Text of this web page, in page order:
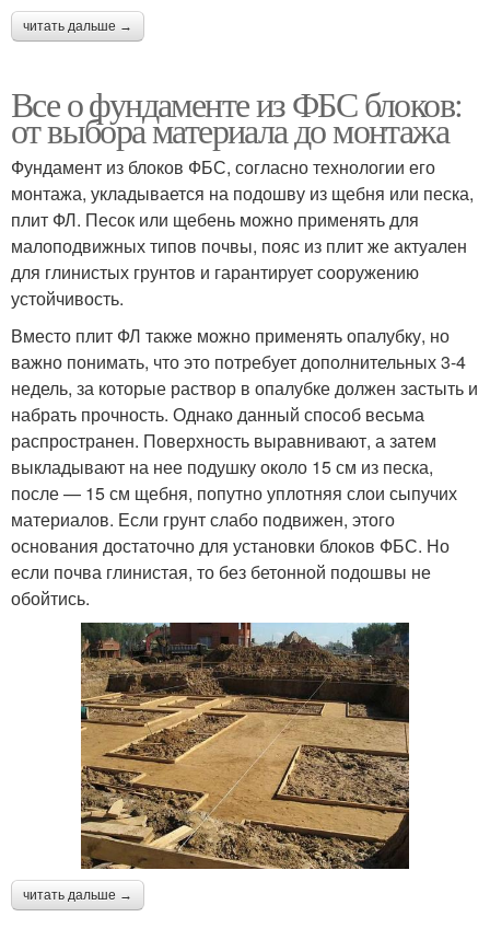
читать дальше →
Все о фундаменте из ФБС блоков:
от выбора материала до монтажа
Фундамент из блоков ФБС, согласно технологии его
монтажа, укладывается на подошву из щебня или песка,
плит ФЛ. Песок или щебень можно применять для
малоподвижных типов почвы, пояс из плит же актуален
для глинистых грунтов и гарантирует сооружению
устойчивость.
Вместо плит ФЛ также можно применять опалубку, но
важно понимать, что это потребует дополнительных 3-4
недель, за которые раствор в опалубке должен застыть и
набрать прочность. Однако данный способ весьма
распространен. Поверхность выравнивают, а затем
выкладывают на нее подушку около 15 см из песка,
после — 15 см щебня, попутно уплотняя слои сыпучих
материалов. Если грунт слабо подвижен, этого
основания достаточно для установки блоков ФБС. Но
если почва глинистая, то без бетонной подошвы не
обойтись.
читать дальше →